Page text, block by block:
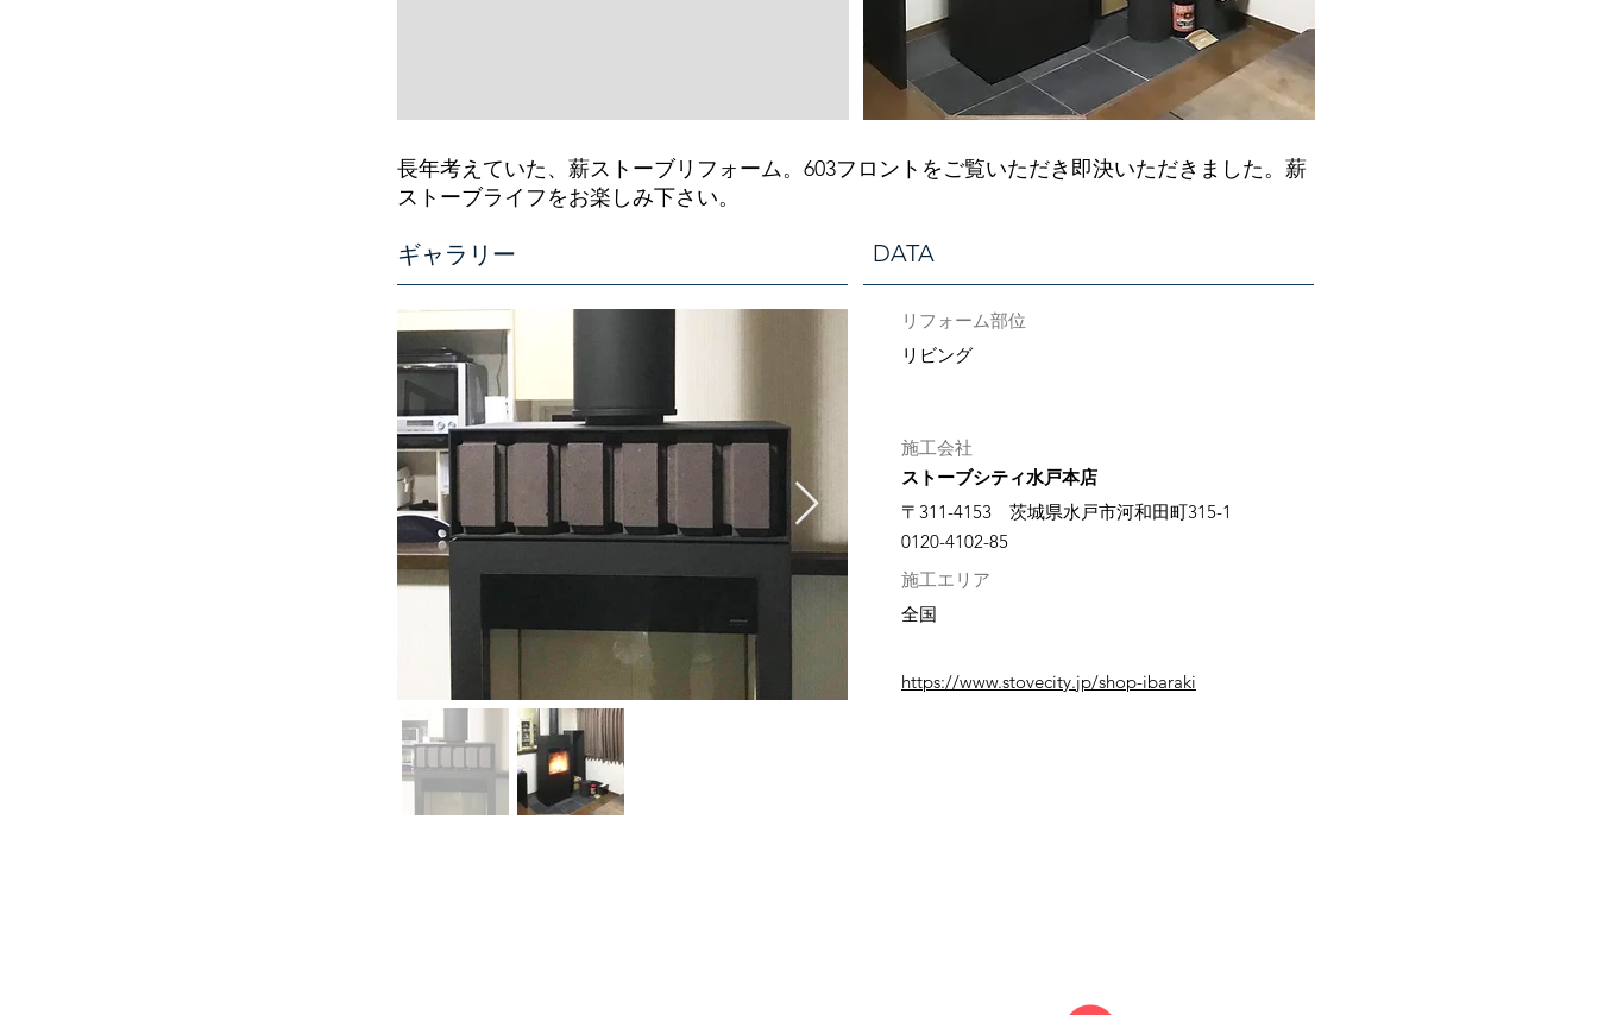
長年考えていた、薪ストーブリフォーム。603フロントをご覧いただき即決いただきました。薪
ストーブライフをお楽しみ下さい。
ギャラリー DATA
リフォーム部位
リビング
施工会社
ストーブシティ水戸本店
〒311-4153 茨城県水戸市河和田町315-1
0120-4102-85
施工エリア
全国
https://www.stovecity.jp/shop-ibaraki